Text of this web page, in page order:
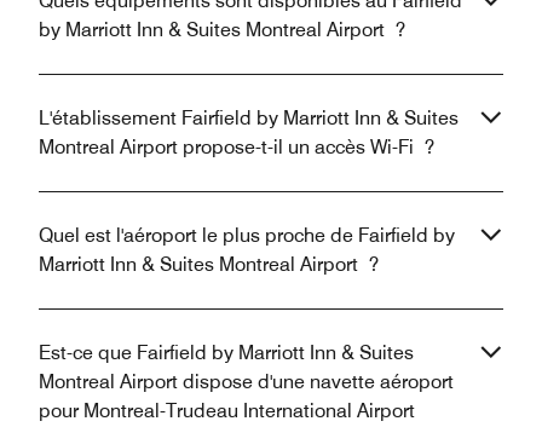
by Marriott Inn & Suites Montreal Airport ?
L'établissement Fairfield by Marriott Inn & Suites
Montreal Airport propose-t-il un accès Wi-Fi ?
Quel est l'aéroport le plus proche de Fairfield by
Marriott Inn & Suites Montreal Airport ?
Est-ce que Fairfield by Marriott Inn & Suites
Montreal Airport dispose d'une navette aéroport
pour Montreal-Trudeau International Airport